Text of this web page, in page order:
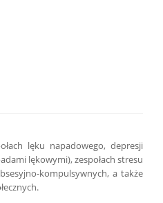
lęku napadowego, depresji
lękowymi), zespołach stresu
kompulsywnych, a także